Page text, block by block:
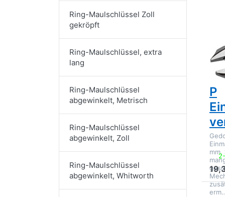
Ring-Maulschlüssel Zoll
gekröpft
Ring-Maulschlüssel, extra
lang
Ring-Maulschlüssel
abgewinkelt, Metrisch
Ring-Maulschlüssel
abgewinkelt, Zoll
Ring-Maulschlüssel
abgewinkelt, Whitworth
P
mm,